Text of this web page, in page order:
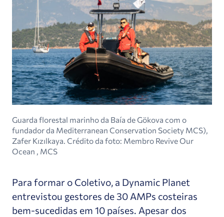
Guarda florestal marinho da Baía de Gökova com o
fundador da Mediterranean Conservation Society MCS),
Zafer Kızılkaya. Crédito da foto: Membro Revive Our
Ocean , MCS
Para formar o Coletivo, a Dynamic Planet
entrevistou gestores de 30 AMPs costeiras
bem-sucedidas em 10 países. Apesar dos